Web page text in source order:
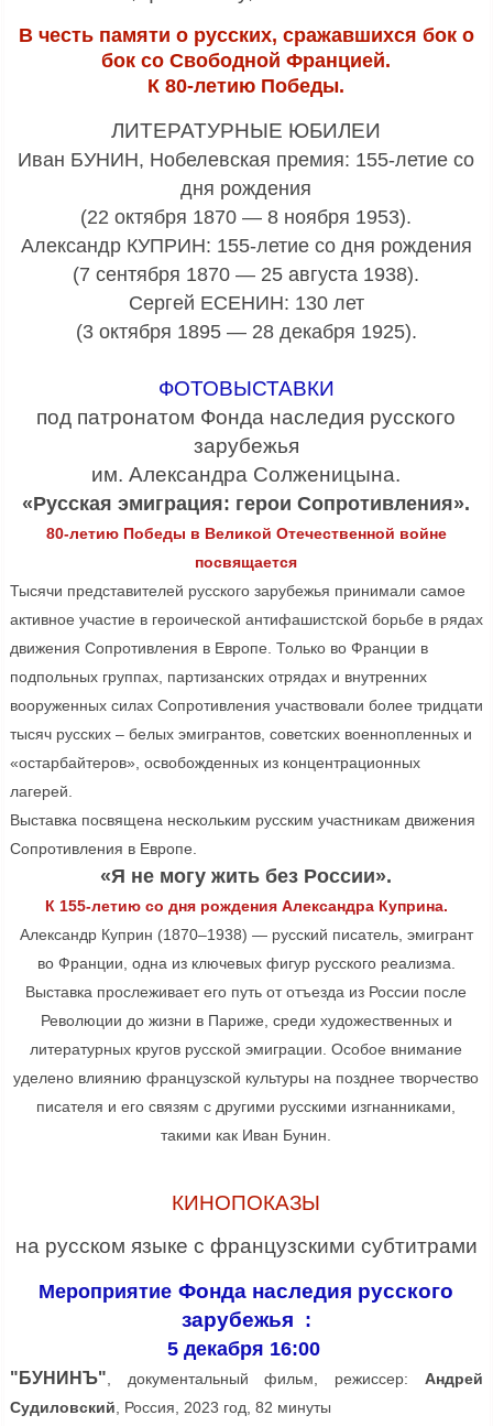
В честь памяти о русских, сражавшихся бок о
бок со Свободной Францией.
К 80-летию Победы.
ЛИТЕРАТУРНЫЕ ЮБИЛЕИ
Иван БУНИН, Нобелевская премия: 155-летие со
дня рождения
(22 октября 1870 — 8 ноября 1953).
Александр КУПРИН: 155-летие со дня рождения
(7 сентября 1870 — 25 августа 1938).
Сергей ЕСЕНИН: 130 лет
(3 октября 1895 — 28 декабря 1925).
ФОТОВЫСТАВКИ
под патронатом Фонда наследия русского
зарубежья
им. Александра Солженицына.
«Русская эмиграция: герои Сопротивления».
80-летию Победы в Великой Отечественной войне
посвящается
Тысячи представителей русского зарубежья принимали самое
активное участие в героической антифашистской борьбе в рядах
движения Сопротивления в Европе. Только во Франции в
подпольных группах, партизанских отрядах и внутренних
вооруженных силах Сопротивления участвовали более тридцати
тысяч русских – белых эмигрантов, советских военнопленных и
«остарбайтеров», освобожденных из концентрационных
лагерей.
Выставка посвящена нескольким русским участникам движения
Сопротивления в Европе.
«Я не могу жить без России».
К 155-летию со дня рождения Александра Куприна.
Александр Куприн (1870–1938) — русский писатель, эмигрант
во Франции, одна из ключевых фигур русского реализма.
Выставка прослеживает его путь от отъезда из России после
Революции до жизни в Париже, среди художественных и
литературных кругов русской эмиграции. Особое внимание
уделено влиянию французской культуры на позднее творчество
писателя и его связям с другими русскими изгнанниками,
такими как Иван Бунин.
КИНОПОКАЗЫ
на русском языке с французскими субтитрами
Мероприятие Фонда наследия русского
зарубежья :
5 декабря 16:00
"БУНИНЪ", документальный фильм, режиссер:Андрей
Судиловский, Россия, 2023 год, 82 минуты